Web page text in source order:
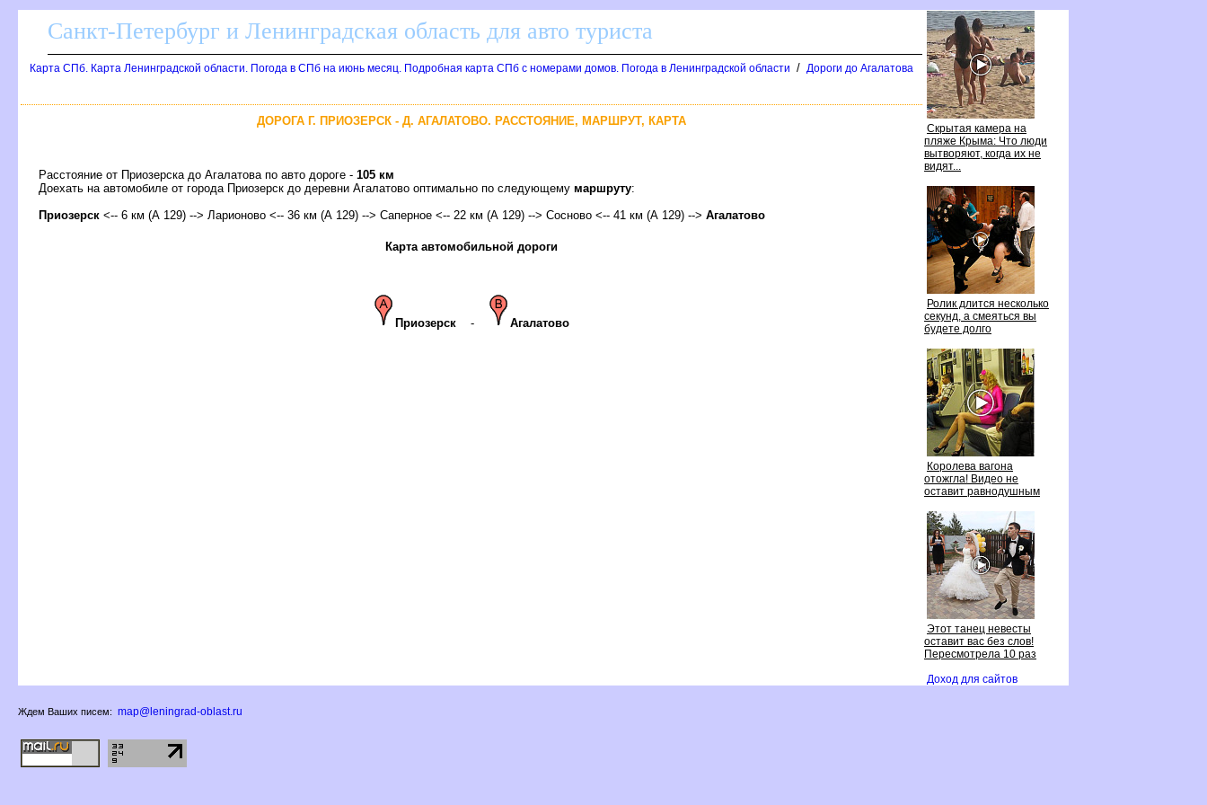
Скрытая камера на
пляже Крыма: Что люди
ытворяют, когда их не
идят...
Ролик длится несколько
секунд, а смеяться вы
удете долго
Королева вагона
отожгла! Видео не
оставит равнодушным
Этот танец невесты
оставит вас без слов!
Пересмотрела 10 раз
Доход для сайто
Санкт-Петербург и Ленинградская область для авто туриста
Карта СПб. Карта Ленинградской области. Погода в СПб на июнь месяц. Подробная карта СПб с номерами домов. Погода в Ленинградской области / Дороги до Агалатова
ДОРОГА Г. ПРИОЗЕРСК - Д. АГАЛАТОВО. РАССТОЯНИЕ, МАРШРУТ, КАРТА
Расстояние от Приозерска до Агалатова по авто дороге - 105 км
Доехать на автомобиле от города Приозерск до деревни Агалатово оптимально по следующему маршруту:
Приозерск <-- 6 км (А 129) --> Ларионово <-- 36 км (А 129) --> Саперное <-- 22 км (А 129) --> Сосново <-- 41 км (А 129) --> Агалатово
Карта автомобильной дороги
Приозерск - Агалатово
Ждем Ваших писем: map@leningrad-oblast.ru